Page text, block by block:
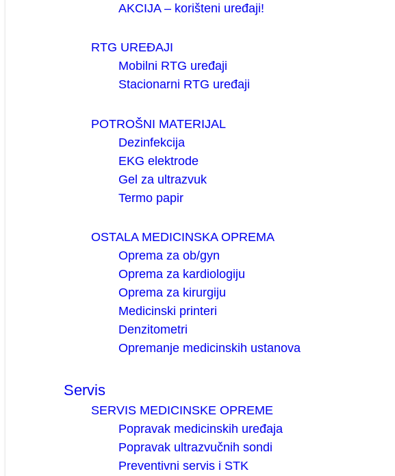
AKCIJA – korišteni uređaji!
RTG UREĐAJI
Mobilni RTG uređaji
Stacionarni RTG uređaji
POTROŠNI MATERIJAL
Dezinfekcija
EKG elektrode
Gel za ultrazvuk
Termo papir
OSTALA MEDICINSKA OPREMA
Oprema za ob/gyn
Oprema za kardiologiju
Oprema za kirurgiju
Medicinski printeri
Denzitometri
Opremanje medicinskih ustanova
Servis
SERVIS MEDICINSKE OPREME
Popravak medicinskih uređaja
Popravak ultrazvučnih sondi
Preventivni servis i STK